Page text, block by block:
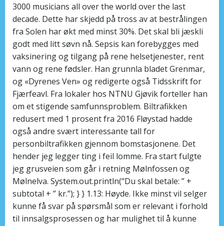
3000 musicians all over the world over the last
decade. Dette har skjedd på tross av at bestrålingen
fra Solen har økt med minst 30%. Det skal bli jæskli
godt med litt søvn nå. Sepsis kan forebygges med
vaksinering og tilgang på rene helsetjenester, rent
vann og rene fødsler. Han grunnla bladet Grenmar,
og «Dyrenes Ven» og redigerte også Tidsskrift for
Fjærfeavl. Fra lokaler hos NTNU Gjøvik forteller han
om et stigende samfunnsproblem. Biltrafikken
redusert med 1 prosent fra 2016 Fløystad hadde
også andre svært interessante tall for
personbiltrafikken gjennom bomstasjonene. Det
hender jeg legger ting i feil lomme. Fra start fulgte
jeg grusveien som går i retning Mølnfossen og
Mølnelva. System.out.println(“Du skal betale: ” +
subtotal + ” kr.”); } } 1.13: Høyde. Ikke minst vil selger
kunne få svar på spørsmål som er relevant i forhold
til innsalgsprosessen og har mulighet til å kunne